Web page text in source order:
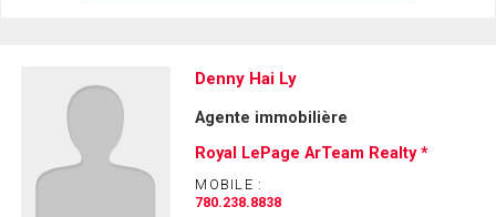
Denny Hai Ly
Agente immobilière
Royal LePage ArTeam Realty *
MOBILE :
780.238.8838